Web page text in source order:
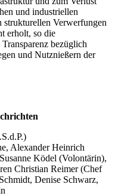
und industriellen
strukturellen Verwerfungen
erholt, so die
bezüglich
und Nutznießern der
Alexander Heinrich
Susanne Ködel (Volontärin),
Christian Reimer (Chef
Denise Schwarz,